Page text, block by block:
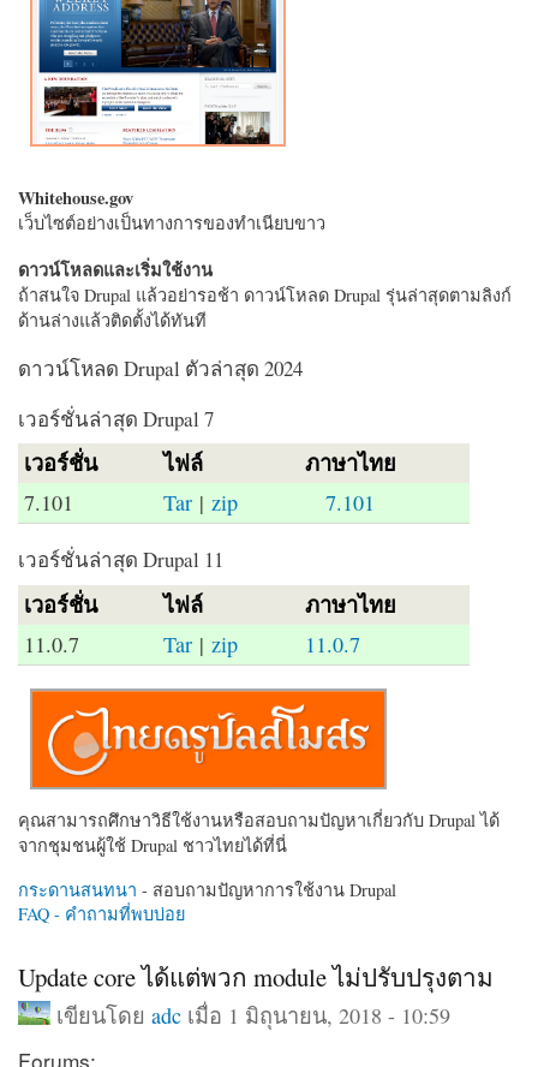
Whitehouse.gov
เว็บไซต์อย่างเป็นทางการของทำเนียบขาว
ดาวน์โหลดและเริ่มใช้งาน
ถ้าสนใจ Drupal แล้วอย่ารอช้า ดาวน์โหลด Drupal รุ่นล่าสุดตามลิงก์
ด้านล่างแล้วติดตั้งได้ทันที
ดาวน์โหลด Drupal ตัวล่าสุด 2024
เวอร์ชั่นล่าสุด Drupal 7
เวอร์ชั่น ไฟล์ ภาษาไทย
7.101 Tar |zip 7.101
เวอร์ชั่นล่าสุด Drupal 11
เวอร์ชั่น ไฟล์ ภาษาไทย
11.0.7 Tar | zip 11.0.7
คุณสามารถศึกษาวิธีใช้งานหรือสอบถามปัญหาเกี่ยวกับ Drupal ได้
จากชุมชนผู้ใช้ Drupal ชาวไทยได้ที่นี่
กระดานสนทนา - สอบถามปัญหาการใช้งาน Drupal
FAQ - คำถามที่พบบ่อย
Update core ได้แต่พวก module ไม่ปรับปรุงตาม
เขียนโดย adcเมื่อ 1 มิถุนายน, 2018 - 10:59
Forums: